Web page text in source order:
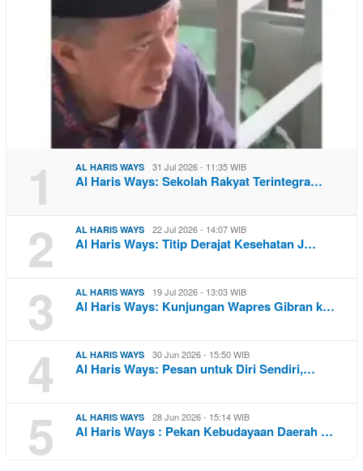
1 AL HARIS WAYS 31 Jul 2026 - 11:35 WIB
Al Haris Ways: Sekolah Rakyat Terintegra…
2 AL HARIS WAYS 22 Jul 2026 - 14:07 WIB
Al Haris Ways: Titip Derajat Kesehatan J…
3 AL HARIS WAYS 19 Jul 2026 - 13:03 WIB
Al Haris Ways: Kunjungan Wapres Gibran k…
4 AL HARIS WAYS 30 Jun 2026 - 15:50 WIB
Al Haris Ways: Pesan untuk Diri Sendiri,…
5 AL HARIS WAYS 28 Jun 2026 - 15:14 WIB
Al Haris Ways : Pekan Kebudayaan Daerah …